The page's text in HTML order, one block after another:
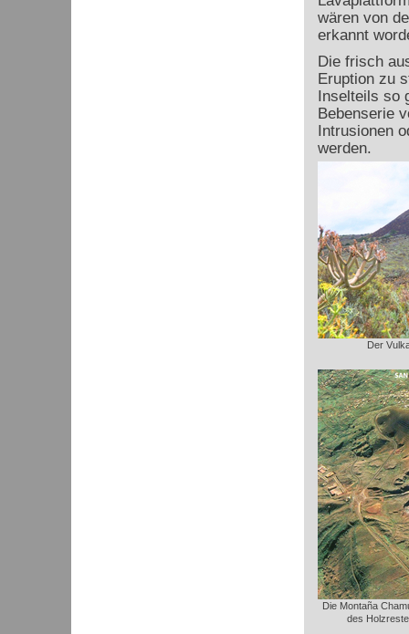
wären von
erkannt
Die frisch
Eruption zu
Inselteils so
Bebenserie
Intrusionen
werden.
Der
Die Montaña
des